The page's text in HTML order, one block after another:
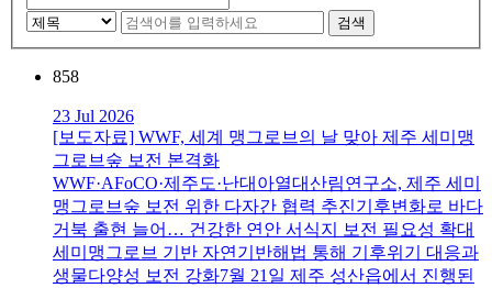
검색
858
23 Jul 2026
[보도자료] WWF, 세계 맹그로브의 날 맞아 제주 세미맹
그로브숲 보전 본격화
WWF·AFoCO·제주도·난대아열대산림연구소, 제주 세미
맹그로브숲 보전 위한 다자간 협력 추진기후변화로 바다
거북 출현 늘어… 건강한 연안 서식지 보전 필요성 확대
세미맹그로브 기반 자연기반해법 통해 기후위기 대응과
생물다양성 보전 강화7월 21일 제주 성산읍에서 진행된